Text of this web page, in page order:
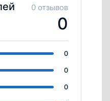
0 отзывов
0
0
0
0